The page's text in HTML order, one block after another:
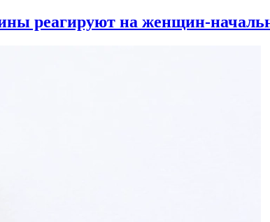
реагируют на женщин-